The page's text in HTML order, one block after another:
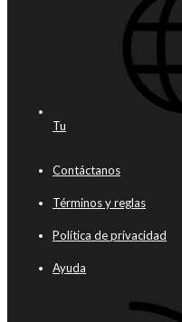
Tu
Contáctanos
Términos y reglas
Política de privacidad
Ayuda